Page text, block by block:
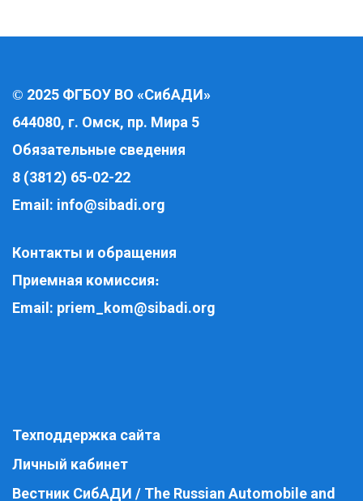
© 2025 ФГБОУ ВО «СибАДИ»
644080, г. Омск, пр. Мира 5
Обязательные сведения
8 (3812) 65-02-22
Email: info@sibadi.org
Контакты и обращения
Приемная комиссия:
Email: priem_kom@sibadi.org
Техподдержка сайта
Личный кабинет
Вестник СибАДИ / The Russian Automobile and